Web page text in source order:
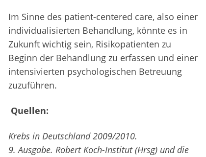
Im Sinne des patient-centered care, also einer
individualisierten Behandlung, könnte es in
Zukunft wichtig sein, Risikopatienten zu
Beginn der Behandlung zu erfassen und einer
intensivierten psychologischen Betreuung
zuzuführen.
Quellen:
Krebs in Deutschland 2009/2010.
9. Ausgabe. Robert Koch-Institut (Hrsg) und die